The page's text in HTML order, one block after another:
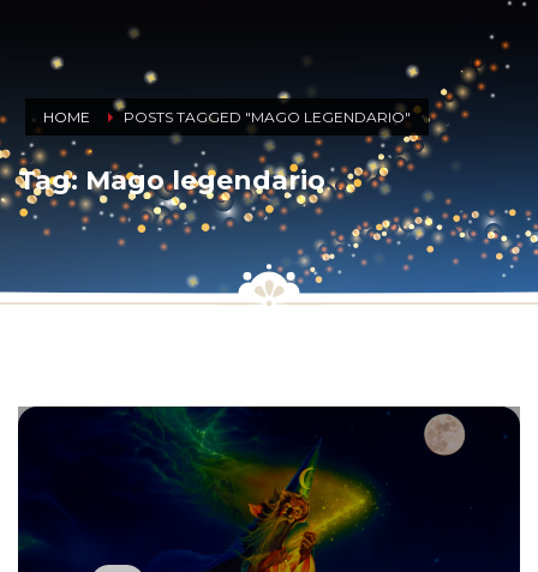
HOME POSTS TAGGED "MAGO LEGENDARIO"
Tag: Mago legendario